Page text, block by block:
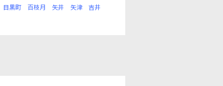
目黒町 百枝月 矢井 矢津
吉井